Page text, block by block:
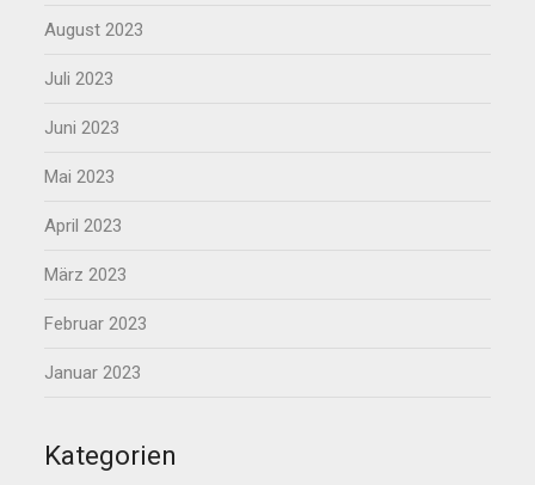
August 2023
Juli 2023
Juni 2023
Mai 2023
April 2023
März 2023
Februar 2023
Januar 2023
Kategorien